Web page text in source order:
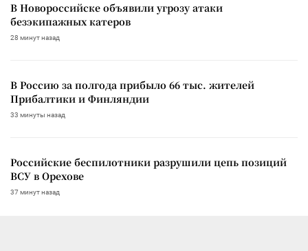
В Новороссийске объявили угрозу атаки
безэкипажных катеров
28 минут назад
В Россию за полгода прибыло 66 тыс. жителей
Прибалтики и Финляндии
33 минуты назад
Российские беспилотники разрушили цепь позиций
ВСУ в Орехове
37 минут назад